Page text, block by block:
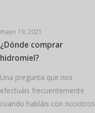
mayo 19, 2021
¿Dónde comprar
hidromiel?
Una pregunta que nos
efectuáis frecuentemente
cuando habláis con nosotros